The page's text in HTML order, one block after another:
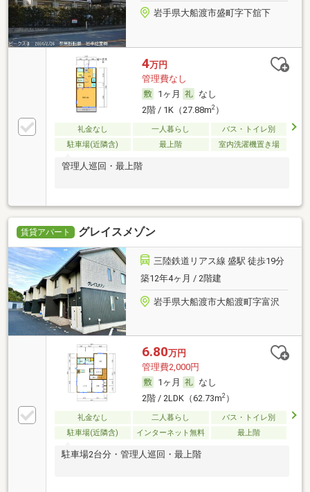
岩手県大船渡市盛町字下舘下
4万円
管理費なし
1ヶ月
なし
2階 / 1K（27.88m2）
礼金なし 一人暮らし
バス・トイレ別
駐車場(近隣含)
最上階 室内洗濯機置き場
管理人巡回・最上階
賃貸アパート グレイスメゾン
三陸鉄道リアス線 盛駅 徒歩19分
築12年4ヶ月 / 2階建
岩手県大船渡市大船渡町字富沢
6.80万円
管理費2,000円
1ヶ月
なし
2階 / 2LDK（62.73m2）
礼金なし 二人暮らし
バス・トイレ別
駐車場(近隣含)
インターネット無料 最上階
駐車場2台分・管理人巡回・最上階